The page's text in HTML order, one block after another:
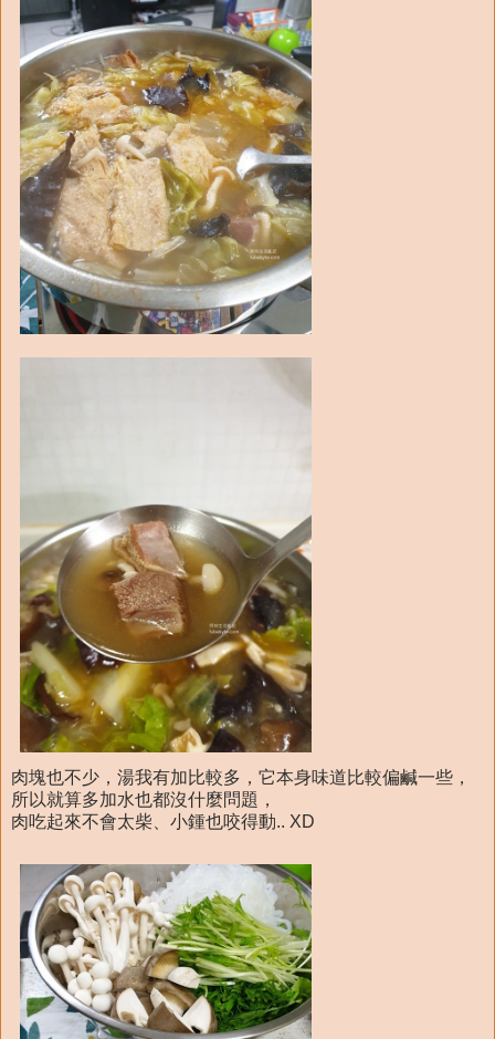
肉塊也不少，湯我有加比較多，它本身味道比較偏鹹一些，
所以就算多加水也都沒什麼問題，
肉吃起來不會太柴、小鍾也咬得動.. XD